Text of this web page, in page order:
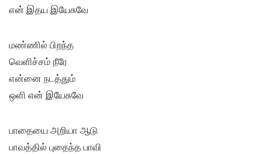
என் இதய இயேசுவே
மண்ணில் பிறந்த
வெளிச்சம் நீரே
என்னை நடத்தும்
ஒளி என் இயேசுவே
பாதையை அறியா ஆடு
பாவத்தில் புதைந்த பாவி